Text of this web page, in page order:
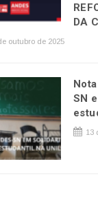
DA
outubro de 2025
SN
13